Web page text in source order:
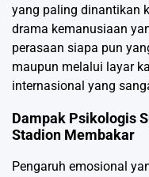
yang paling dinantikan
drama kemanusiaan
perasaan siapa pun
maupun melalui layar
internasional yang
Dampak Psikologis
Stadion Membakar
Pengaruh emosional